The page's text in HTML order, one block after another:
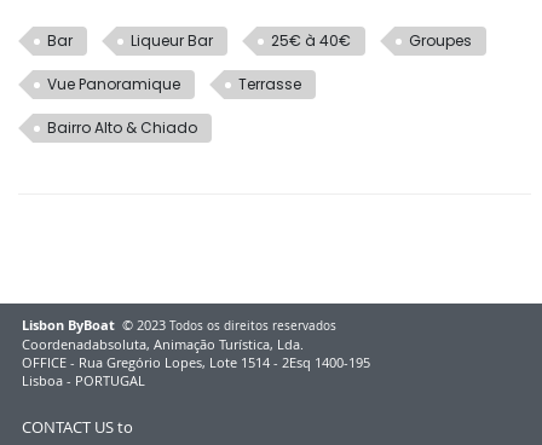
Bar Liqueur Bar 25€ à 40€ Groupes
Vue Panoramique Terrasse
Bairro Alto & Chiado
Lisbon ByBoat © 2023 Todos os direitos reservados
Coordenadabsoluta, Animação Turística, Lda.
OFFICE - Rua Gregório Lopes, Lote 1514 - 2Esq 1400-195
Lisboa - PORTUGAL
CONTACT US to